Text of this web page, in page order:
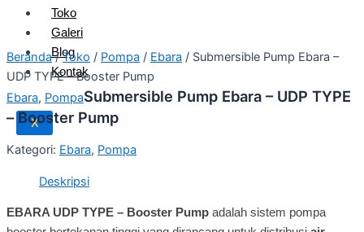
Toko
Galeri
Blog
Kontak
X
Beranda/Toko / Pompa / Ebara / Submersible Pump Ebara –
UDP TYPE – Booster Pump
Ebara, PompaSubmersible Pump Ebara – UDP TYPE
– Booster Pump
Kategori: Ebara, Pompa
Deskripsi
EBARA UDP TYPE – Booster Pump adalah sistem pompa